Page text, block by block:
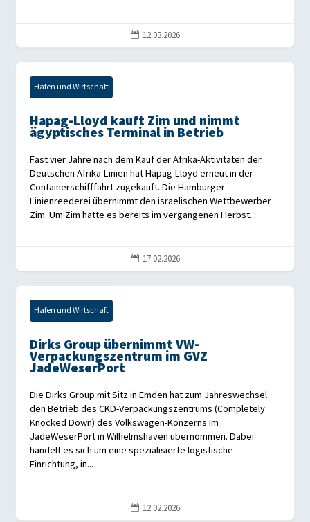
 12.03.2026
Hafen und Wirtschaft
Hapag-Lloyd kauft Zim und nimmt
ägyptisches Terminal in Betrieb
Fast vier Jahre nach dem Kauf der Afrika-Aktivitäten der
Deutschen Afrika-Linien hat Hapag-Lloyd erneut in der
Containerschifffahrt zugekauft. Die Hamburger
Linienreederei übernimmt den israelischen Wettbewerber
Zim. Um Zim hatte es bereits im vergangenen Herbst...
 17.02.2026
Hafen und Wirtschaft
Dirks Group übernimmt VW-
Verpackungszentrum im GVZ
JadeWeserPort
Die Dirks Group mit Sitz in Emden hat zum Jahreswechsel
den Betrieb des CKD-Verpackungszentrums (Completely
Knocked Down) des Volkswagen-Konzerns im
JadeWeserPort in Wilhelmshaven übernommen. Dabei
handelt es sich um eine spezialisierte logistische
Einrichtung, in...
 12.02.2026